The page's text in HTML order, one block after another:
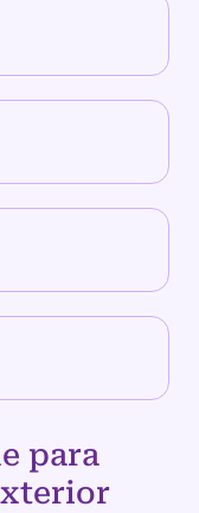
para